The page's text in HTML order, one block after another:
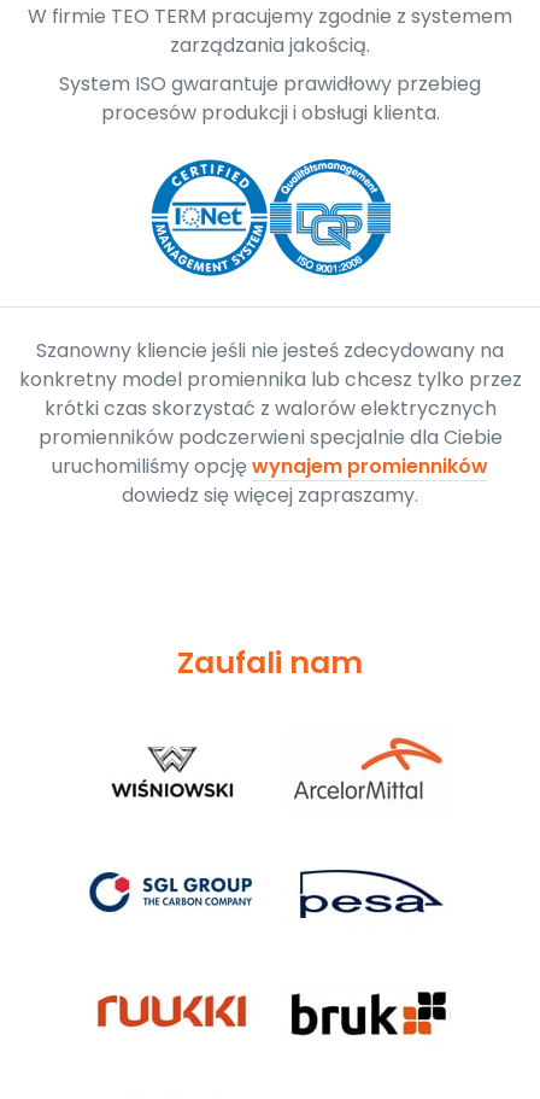
W firmie TEO TERM pracujemy zgodnie z systemem
zarządzania jakością.
System ISO gwarantuje prawidłowy przebieg
procesów produkcji i obsługi klienta.
Szanowny kliencie jeśli nie jesteś zdecydowany na
konkretny model promiennika lub chcesz tylko przez
krótki czas skorzystać z walorów elektrycznych
promienników podczerwieni specjalnie dla Ciebie
uruchomiliśmy opcjęwynajem promienników
dowiedz się więcej zapraszamy.
Zaufali nam